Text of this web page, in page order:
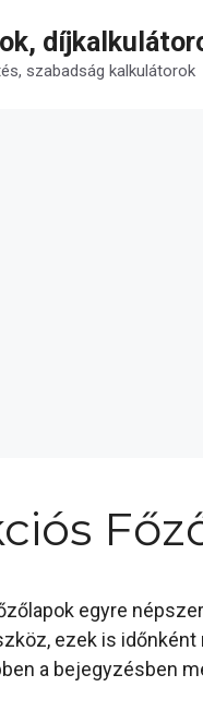
szabadság kalkulátorok
egyre
ezek is
a bejegyzésben